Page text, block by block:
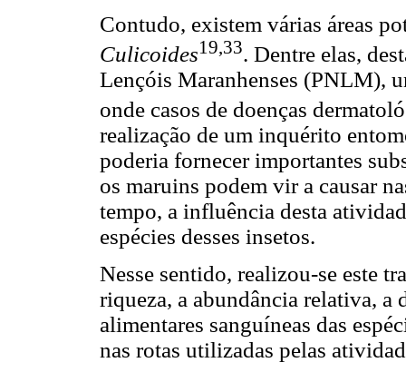
Contudo, existem várias áreas
Culicoides19,33. Dentre elas,
Lençóis Maranhenses (PNLM),
onde casos de doenças
realização de um inquérito
poderia fornecer importantes
os maruins podem vir a causar
tempo, a influência desta
espécies desses insetos.
Nesse sentido, realizou-se este
riqueza, a abundância relativa, a
alimentares sanguíneas das
nas rotas utilizadas pelas